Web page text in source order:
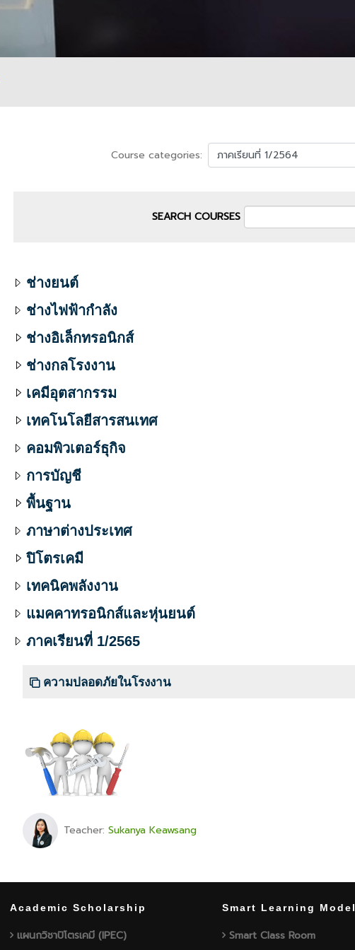
Course categories:
SEARCH COURSES
ช่างยนต์
ช่างไฟฟ้ากำลัง
ช่างอิเล็กทรอนิกส์
ช่างกลโรงงาน
เคมีอุตสากรรม
เทคโนโลยีสารสนเทศ
คอมพิวเตอร์ธุกิจ
การบัญชี
พื้นฐาน
ภาษาต่างประเทศ
ปิโตรเคมี
เทคนิคพลังงาน
แมคคาทรอนิกส์และหุ่นยนต์
ภาคเรียนที่ 1/2565
ความปลอดภัยในโรงงาน
Teacher: Sukanya Keawsang
Academic Scholarship
แผนกวิชาปิโตรเคมี (IPEC)
Smart Learning Model
Smart Class Room